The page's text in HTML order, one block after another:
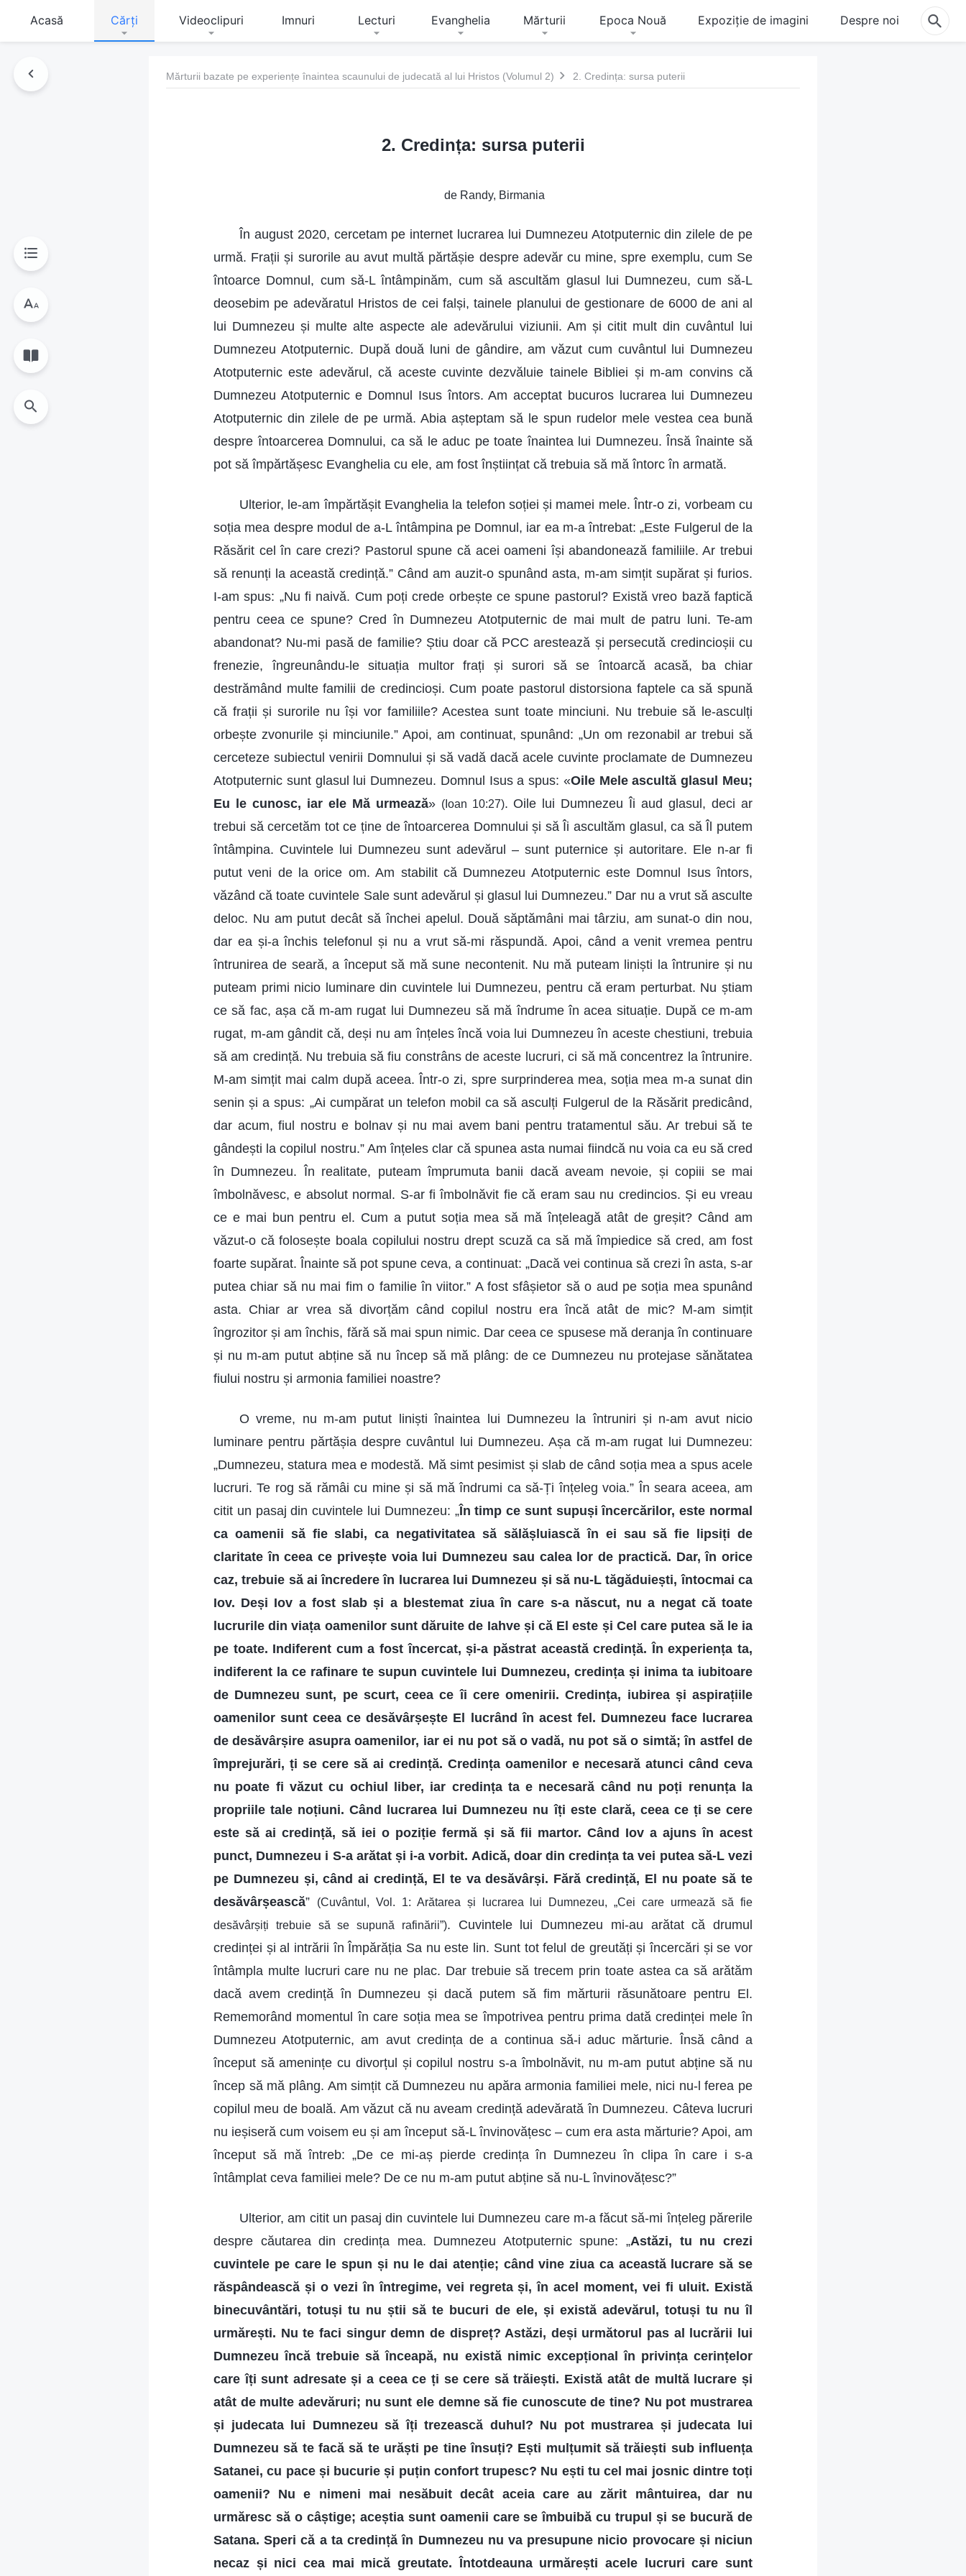
Acasă Cărți Videoclipuri Imnuri Lecturi Evanghelia Mărturii Epoca Nouă Expoziție de imagini Despre noi
Mărturii bazate pe experiențe înaintea scaunului de judecată al lui Hristos (Volumul 2) 2. Credința: sursa puterii
2. Credința: sursa puterii
de Randy, Birmania
În august 2020, cercetam pe internet lucrarea lui Dumnezeu Atotputernic din zilele de pe
urmă. Frații și surorile au avut multă părtășie despre adevăr cu mine, spre exemplu, cum Se
întoarce Domnul, cum să-L întâmpinăm, cum să ascultăm glasul lui Dumnezeu, cum să-L
deosebim pe adevăratul Hristos de cei falși, tainele planului de gestionare de 6000 de ani al
lui Dumnezeu și multe alte aspecte ale adevărului viziunii. Am și citit mult din cuvântul lui
Dumnezeu Atotputernic. După două luni de gândire, am văzut cum cuvântul lui Dumnezeu
Atotputernic este adevărul, că aceste cuvinte dezvăluie tainele Bibliei și m-am convins că
Dumnezeu Atotputernic e Domnul Isus întors. Am acceptat bucuros lucrarea lui Dumnezeu
Atotputernic din zilele de pe urmă. Abia așteptam să le spun rudelor mele vestea cea bună
despre întoarcerea Domnului, ca să le aduc pe toate înaintea lui Dumnezeu. Însă înainte să
pot să împărtășesc Evanghelia cu ele, am fost înștiințat că trebuia să mă întorc în armată.
Ulterior, le-am împărtășit Evanghelia la telefon soției și mamei mele. Într-o zi, vorbeam cu
soția mea despre modul de a-L întâmpina pe Domnul, iar ea m-a întrebat: „Este Fulgerul de la
Răsărit cel în care crezi? Pastorul spune că acei oameni își abandonează familiile. Ar trebui
să renunți la această credință.” Când am auzit-o spunând asta, m-am simțit supărat și furios.
I-am spus: „Nu fi naivă. Cum poți crede orbește ce spune pastorul? Există vreo bază faptică
pentru ceea ce spune? Cred în Dumnezeu Atotputernic de mai mult de patru luni. Te-am
abandonat? Nu-mi pasă de familie? Știu doar că PCC arestează și persecută credincioșii cu
frenezie, îngreunându-le situația multor frați și surori să se întoarcă acasă, ba chiar
destrămând multe familii de credincioși. Cum poate pastorul distorsiona faptele ca să spună
că frații și surorile nu își vor familiile? Acestea sunt toate minciuni. Nu trebuie să le-asculți
orbește zvonurile și minciunile.” Apoi, am continuat, spunând: „Un om rezonabil ar trebui să
cerceteze subiectul venirii Domnului și să vadă dacă acele cuvinte proclamate de Dumnezeu
Atotputernic sunt glasul lui Dumnezeu. Domnul Isus a spus: «Oile Mele ascultă glasul Meu;
Eu le cunosc, iar ele Mă urmează» (Ioan 10:27). Oile lui Dumnezeu Îi aud glasul, deci ar
trebui să cercetăm tot ce ține de întoarcerea Domnului și să Îi ascultăm glasul, ca să Îl putem
întâmpina. Cuvintele lui Dumnezeu sunt adevărul – sunt puternice și autoritare. Ele n-ar fi
putut veni de la orice om. Am stabilit că Dumnezeu Atotputernic este Domnul Isus întors,
văzând că toate cuvintele Sale sunt adevărul și glasul lui Dumnezeu.” Dar nu a vrut să asculte
deloc. Nu am putut decât să închei apelul. Două săptămâni mai târziu, am sunat-o din nou,
dar ea și-a închis telefonul și nu a vrut să-mi răspundă. Apoi, când a venit vremea pentru
întrunirea de seară, a început să mă sune necontenit. Nu mă puteam liniști la întrunire și nu
puteam primi nicio luminare din cuvintele lui Dumnezeu, pentru că eram perturbat. Nu știam
ce să fac, așa că m-am rugat lui Dumnezeu să mă îndrume în acea situație. După ce m-am
rugat, m-am gândit că, deși nu am înțeles încă voia lui Dumnezeu în aceste chestiuni, trebuia
să am credință. Nu trebuia să fiu constrâns de aceste lucruri, ci să mă concentrez la întrunire.
M-am simțit mai calm după aceea. Într-o zi, spre surprinderea mea, soția mea m-a sunat din
senin și a spus: „Ai cumpărat un telefon mobil ca să asculți Fulgerul de la Răsărit predicând,
dar acum, fiul nostru e bolnav și nu mai avem bani pentru tratamentul său. Ar trebui să te
gândești la copilul nostru.” Am înțeles clar că spunea asta numai fiindcă nu voia ca eu să cred
în Dumnezeu. În realitate, puteam împrumuta banii dacă aveam nevoie, și copiii se mai
îmbolnăvesc, e absolut normal. S-ar fi îmbolnăvit fie că eram sau nu credincios. Și eu vreau
ce e mai bun pentru el. Cum a putut soția mea să mă înțeleagă atât de greșit? Când am
văzut-o că folosește boala copilului nostru drept scuză ca să mă împiedice să cred, am fost
foarte supărat. Înainte să pot spune ceva, a continuat: „Dacă vei continua să crezi în asta, s-ar
putea chiar să nu mai fim o familie în viitor.” A fost sfâșietor să o aud pe soția mea spunând
asta. Chiar ar vrea să divorțăm când copilul nostru era încă atât de mic? M-am simțit
îngrozitor și am închis, fără să mai spun nimic. Dar ceea ce spusese mă deranja în continuare
și nu m-am putut abține să nu încep să mă plâng: de ce Dumnezeu nu protejase sănătatea
fiului nostru și armonia familiei noastre?
O vreme, nu m-am putut liniști înaintea lui Dumnezeu la întruniri și n-am avut nicio
luminare pentru părtășia despre cuvântul lui Dumnezeu. Așa că m-am rugat lui Dumnezeu:
„Dumnezeu, statura mea e modestă. Mă simt pesimist și slab de când soția mea a spus acele
lucruri. Te rog să rămâi cu mine și să mă îndrumi ca să-Ți înțeleg voia.” În seara aceea, am
citit un pasaj din cuvintele lui Dumnezeu: „În timp ce sunt supuși încercărilor, este normal
ca oamenii să fie slabi, ca negativitatea să sălășluiască în ei sau să fie lipsiți de
claritate în ceea ce privește voia lui Dumnezeu sau calea lor de practică. Dar, în orice
caz, trebuie să ai încredere în lucrarea lui Dumnezeu și să nu-L tăgăduiești, întocmai ca
Iov. Deși Iov a fost slab și a blestemat ziua în care s-a născut, nu a negat că toate
lucrurile din viața oamenilor sunt dăruite de Iahve și că El este și Cel care putea să le ia
pe toate. Indiferent cum a fost încercat, și-a păstrat această credință. În experiența ta,
indiferent la ce rafinare te supun cuvintele lui Dumnezeu, credința și inima ta iubitoare
de Dumnezeu sunt, pe scurt, ceea ce îi cere omenirii. Credința, iubirea și aspirațiile
oamenilor sunt ceea ce desăvârșește El lucrând în acest fel. Dumnezeu face lucrarea
de desăvârșire asupra oamenilor, iar ei nu pot să o vadă, nu pot să o simtă; în astfel de
împrejurări, ți se cere să ai credință. Credința oamenilor e necesară atunci când ceva
nu poate fi văzut cu ochiul liber, iar credința ta e necesară când nu poți renunța la
propriile tale noțiuni. Când lucrarea lui Dumnezeu nu îți este clară, ceea ce ți se cere
este să ai credință, să iei o poziție fermă și să fii martor. Când Iov a ajuns în acest
punct, Dumnezeu i S-a arătat și i-a vorbit. Adică, doar din credința ta vei putea să-L vezi
pe Dumnezeu și, când ai credință, El te va desăvârși. Fără credință, El nu poate să te
desăvârșească”
(Cuvântul, Vol. 1: Arătarea și lucrarea lui Dumnezeu, „Cei care urmează să fie
desăvârșiți trebuie să se supună rafinării”). Cuvintele lui Dumnezeu mi-au arătat că drumul
credinței și al intrării în Împărăția Sa nu este lin. Sunt tot felul de greutăți și încercări și se vor
întâmpla multe lucruri care nu ne plac. Dar trebuie să trecem prin toate astea ca să arătăm
dacă avem credință în Dumnezeu și dacă putem să fim mărturii răsunătoare pentru El.
Rememorând momentul în care soția mea se împotrivea pentru prima dată credinței mele în
Dumnezeu Atotputernic, am avut credința de a continua să-i aduc mărturie. Însă când a
început să amenințe cu divorțul și copilul nostru s-a îmbolnăvit, nu m-am putut abține să nu
încep să mă plâng. Am simțit că Dumnezeu nu apăra armonia familiei mele, nici nu-l ferea pe
copilul meu de boală. Am văzut că nu aveam credință adevărată în Dumnezeu. Câteva lucruri
nu ieșiseră cum voisem eu și am început să-L învinovățesc – cum era asta mărturie? Apoi, am
început să mă întreb: „De ce mi-aș pierde credința în Dumnezeu în clipa în care i s-a
întâmplat ceva familiei mele? De ce nu m-am putut abține să nu-L învinovățesc?”
Ulterior, am citit un pasaj din cuvintele lui Dumnezeu care m-a făcut să-mi înțeleg părerile
despre căutarea din credința mea. Dumnezeu Atotputernic spune: „Astăzi, tu nu crezi
cuvintele pe care le spun și nu le dai atenție; când vine ziua ca această lucrare să se
răspândească și o vezi în întregime, vei regreta și, în acel moment, vei fi uluit. Există
binecuvântări, totuși tu nu știi să te bucuri de ele, și există adevărul, totuși tu nu îl
urmărești. Nu te faci singur demn de dispreț? Astăzi, deși următorul pas al lucrării lui
Dumnezeu încă trebuie să înceapă, nu există nimic excepțional în privința cerințelor
care îți sunt adresate și a ceea ce ți se cere să trăiești. Există atât de multă lucrare și
atât de multe adevăruri; nu sunt ele demne să fie cunoscute de tine? Nu pot mustrarea
și judecata lui Dumnezeu să îți trezească duhul? Nu pot mustrarea și judecata lui
Dumnezeu să te facă să te urăști pe tine însuți? Ești mulțumit să trăiești sub influența
Satanei, cu pace și bucurie și puțin confort trupesc? Nu ești tu cel mai josnic dintre toți
oamenii? Nu e nimeni mai nesăbuit decât aceia care au zărit mântuirea, dar nu
urmăresc să o câștige; aceștia sunt oamenii care se îmbuibă cu trupul și se bucură de
Satana. Speri că a ta credință în Dumnezeu nu va presupune nicio provocare și niciun
necaz și nici cea mai mică greutate. Întotdeauna urmărești acele lucruri care sunt